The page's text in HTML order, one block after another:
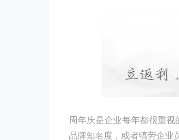
周年庆是企业每年都很重
品牌知名度，或者犒劳企业